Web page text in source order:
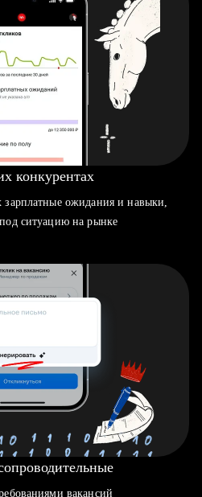
конкурентах
зарплатные ожидания и навыки,
ситуацию на рынке
вакансий